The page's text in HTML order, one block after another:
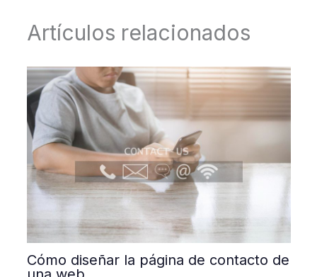
Artículos relacionados
Cómo diseñar la página de contacto de